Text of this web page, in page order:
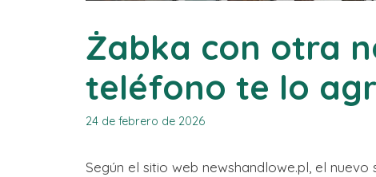
Żabka con otra
teléfono te lo
24 de febrero de 2026
Según el sitio web newshandlowe.pl, el